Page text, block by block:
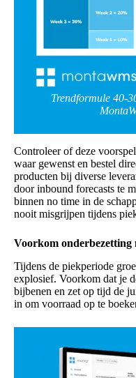
Trendformule 40-
Controleer of deze
waar gewenst en bestel
producten bij diverse
door inbound forecasts te
binnen no time in de
nooit misgrijpen tijdens
Voorkom onderbezetting
Tijdens de piekperiode
explosief. Voorkom dat je
bijbenen en zet op tijd de
in om voorraad op te